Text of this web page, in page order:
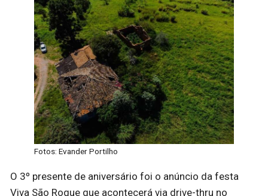
Fotos: Evander Portilho
O 3º presente de aniversário foi o anúncio da festa
Viva São Roque que acontecerá via drive-thru no